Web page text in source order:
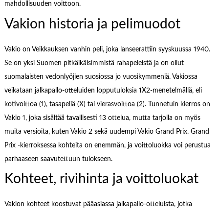
mahdollisuuden voittoon.
Vakion historia ja pelimuodot
Vakio on Veikkauksen vanhin peli, joka lanseerattiin syyskuussa 1940.
Se on yksi Suomen pitkäikäisimmistä rahapeleistä ja on ollut
suomalaisten vedonlyöjien suosiossa jo vuosikymmeniä. Vakiossa
veikataan jalkapallo-otteluiden lopputuloksia 1X2-menetelmällä, eli
kotivoittoa (1), tasapeliä (X) tai vierasvoittoa (2). Tunnetuin kierros on
Vakio 1, joka sisältää tavallisesti 13 ottelua, mutta tarjolla on myös
muita versioita, kuten Vakio 2 sekä uudempi Vakio Grand Prix. Grand
Prix -kierroksessa kohteita on enemmän, ja voittoluokka voi perustua
parhaaseen saavutettuun tulokseen.
Kohteet, rivihinta ja voittoluokat
Vakion kohteet koostuvat pääasiassa jalkapallo-otteluista, jotka